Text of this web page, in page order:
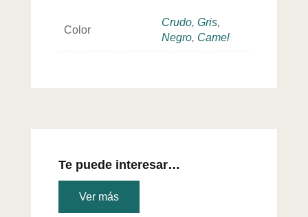
Color
Crudo, Gris,
Negro, Camel
Te puede interesar…
Ver más